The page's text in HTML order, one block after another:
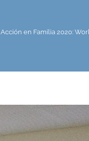
Acción en Familia 2020: